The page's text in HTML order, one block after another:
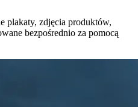
plakaty, zdjęcia produktów,
bezpośrednio za pomocą